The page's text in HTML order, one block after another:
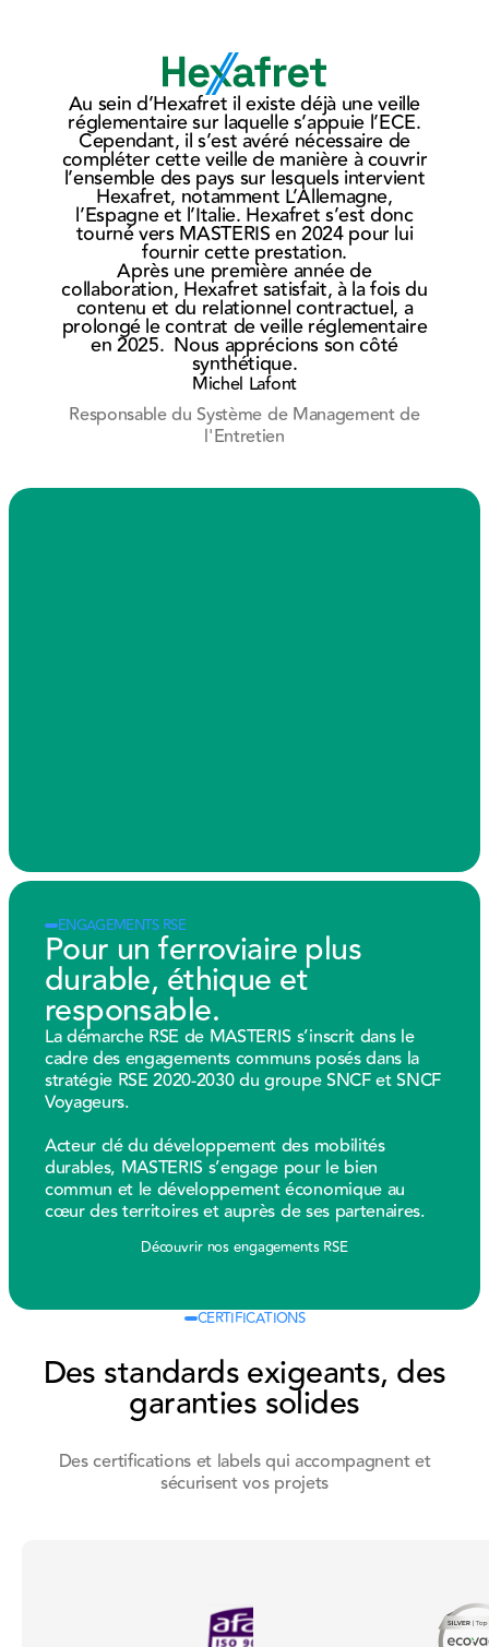
MASTERIS
signe un
nouveau
contrat
avec
Eurostar
Au sein d’Hexafret il existe déjà une veille
réglementaire sur laquelle s’appuie l’ECE.
Cependant, il s’est avéré nécessaire de
compléter cette veille de manière à couvrir
l’ensemble des pays sur lesquels intervient
Hexafret, notamment L’Allemagne,
l’Espagne et l’Italie. Hexafret s’est donc
tourné vers MASTERIS en 2024 pour lui
fournir cette prestation.
Après une première année de
collaboration, Hexafret satisfait, à la fois du
contenu et du relationnel contractuel, a
prolongé le contrat de veille réglementaire
en 2025. Nous apprécions son côté
synthétique.
Michel Lafont
Responsable du Système de Management de
l'Entretien
ENGAGEMENTS RSE
Pour un ferroviaire plus
durable, éthique et
responsable.
La démarche RSE de MASTERIS s’inscrit dans le
cadre des engagements communs posés dans la
stratégie RSE 2020-2030 du groupe SNCF et SNCF
Voyageurs.
Acteur clé du développement des mobilités
durables, MASTERIS s’engage pour le bien
commun et le développement économique au
cœur des territoires et auprès de ses partenaires.
Découvrir nos engagements RSE
Découvrir nos engagements RSE
CERTIFICATIONS
Des standards exigeants, des
garanties solides
Des certifications et labels qui accompagnent et
sécurisent vos projets